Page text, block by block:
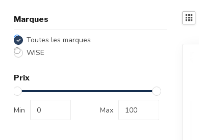
disponible.
Appuyez
Marques
Toutes les marques
WISE
Prix
Min Max